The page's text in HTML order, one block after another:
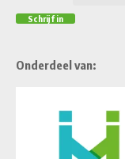
Onderdeel van: